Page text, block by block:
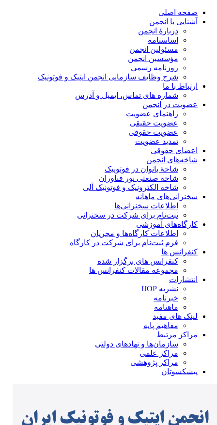
صفحه اصلی
آشنایی با انجمن
دربارۀ انجمن
اساسنامه
مسئولین انجمن
مؤسسین انجمن
روزنامه رسمی
شرح وظایف سازمانی انجمن اپتیک و فوتونیک
ارتباط با ما
شماره های تماس، ایمیل و آدرس
عضویت در انجمن
راهنمای عضویت
عضویت حقیقی
عضویت حقوقی
تمدید عضویت
اعضای حقوقی
شاخه‌های انجمن
شاخۀ بانوان در فوتونیک
شاخه صنعتی نور فناوران
شاخه‌ الکترونیک و فوتونیک آلی
سخنرانی‌های ماهانه
اطلاعات سخنرانی‌‌ها
ثبت‌نام برای شرکت در سخنرانی
کارگاه‌های آموزشی
اطلاعات کارگاه‌ها و مجریان
فرم ثبت‌نام برای شرکت در کارگاه
کنفرانس ها
کنفرانس های برگزار شده
مجموعه مقالات کنفرانس ها
انتشارات
نشریه IJOP
خبرنامه
ماهنامه
لینک های مفید
مفاهیم پایه
مراکز مرتبط
سازمان‌ها و نهادهای دولتی
مراکز علمی
مراکز پژوهشی
پیشکسوتان